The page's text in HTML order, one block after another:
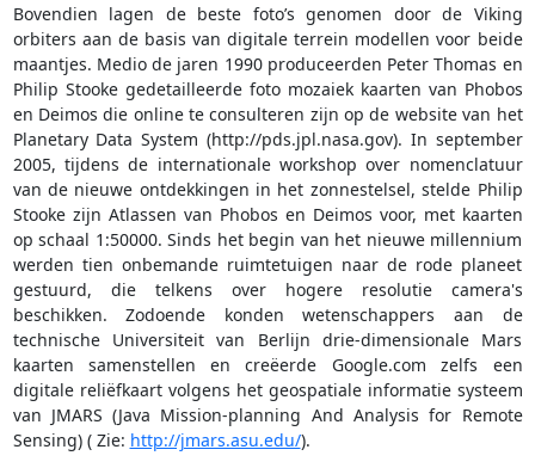
Bovendien lagen de beste foto’s genomen door de Viking
orbiters aan de basis van digitale terrein modellen voor beide
maantjes. Medio de jaren 1990 produceerden Peter Thomas en
Philip Stooke gedetailleerde foto mozaiek kaarten van Phobos
en Deimos die online te consulteren zijn op de website van het
Planetary Data System (http://pds.jpl.nasa.gov). In september
2005, tijdens de internationale workshop over nomenclatuur
van de nieuwe ontdekkingen in het zonnestelsel, stelde Philip
Stooke zijn Atlassen van Phobos en Deimos voor, met kaarten
op schaal 1:50000. Sinds het begin van het nieuwe millennium
werden tien onbemande ruimtetuigen naar de rode planeet
gestuurd, die telkens over hogere resolutie camera's
beschikken. Zodoende konden wetenschappers aan de
technische Universiteit van Berlijn drie-dimensionale Mars
kaarten samenstellen en creëerde Google.com zelfs een
digitale reliëfkaart volgens het geospatiale informatie systeem
van JMARS (Java Mission-planning And Analysis for Remote
Sensing) ( Zie: http://jmars.asu.edu/).